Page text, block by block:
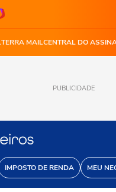
TERRA MAILCENTRAL DO
PUBLICIDADE
IMPOSTO DE RENDA MEU